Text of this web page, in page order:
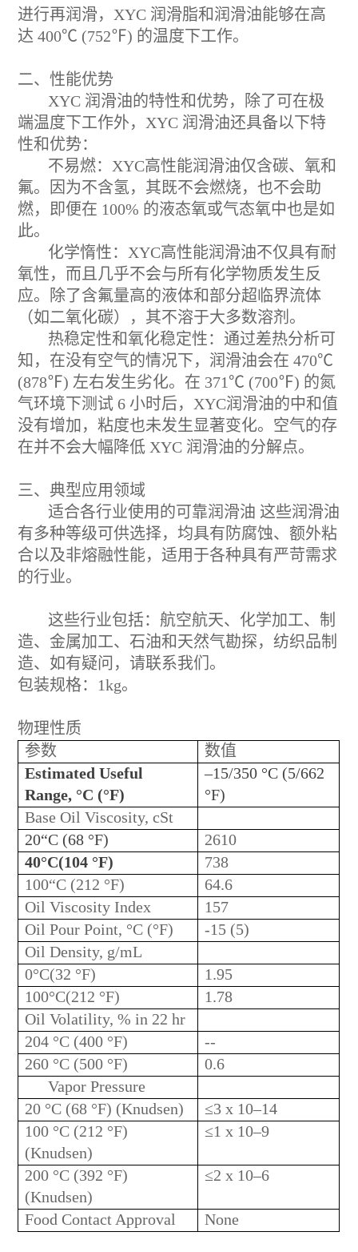
进行再润滑，XYC 润滑脂和润滑油能够在高
达 400℃ (752℉) 的温度下工作。
二、性能优势
XYC 润滑油的特性和优势，除了可在极
端温度下工作外，XYC 润滑油还具备以下特
性和优势：
不易燃：XYC高性能润滑油仅含碳、氧和
氟。因为不含氢，其既不会燃烧，也不会助
燃，即便在 100% 的液态氧或气态氧中也是如
此。
化学惰性：XYC高性能润滑油不仅具有耐
氧性，而且几乎不会与所有化学物质发生反
应。除了含氟量高的液体和部分超临界流体
（如二氧化碳），其不溶于大多数溶剂。
热稳定性和氧化稳定性：通过差热分析可
知，在没有空气的情况下，润滑油会在 470℃
(878℉) 左右发生劣化。在 371℃ (700℉) 的氮
气环境下测试 6 小时后，XYC润滑油的中和值
没有增加，粘度也未发生显著变化。空气的存
在并不会大幅降低 XYC 润滑油的分解点。
三、典型应用领域
适合各行业使用的可靠润滑油 这些润滑油
有多种等级可供选择，均具有防腐蚀、额外粘
合以及非熔融性能，适用于各种具有严苛需求
的行业。
这些行业包括：航空航天、化学加工、制
造、金属加工、石油和天然气勘探，纺织品制
造、如有疑问，请联系我们。
包装规格：1kg。
物理性质
参数
数值
Estimated Useful
Range, °C (°F)
–15/350 °C (5/662
°F)
Base Oil Viscosity, cSt
20“C (68 °F)
2610
40°C(104 °F)
738
100“C (212 °F)
64.6
Oil Viscosity Index
157
Oil Pour Point, °C (°F)
-15 (5)
Oil Density, g/mL
0°C(32 °F)
1.95
100°C(212 °F)
1.78
Oil Volatility, % in 22 hr
204 °C (400 °F)
--
260 °C (500 °F)
0.6
Vapor Pressure
20 °C (68 °F) (Knudsen)
≤3 x 10–14
100 °C (212 °F)
(Knudsen)
≤1 x 10–9
200 °C (392 °F)
(Knudsen)
≤2 x 10–6
Food Contact Approval None